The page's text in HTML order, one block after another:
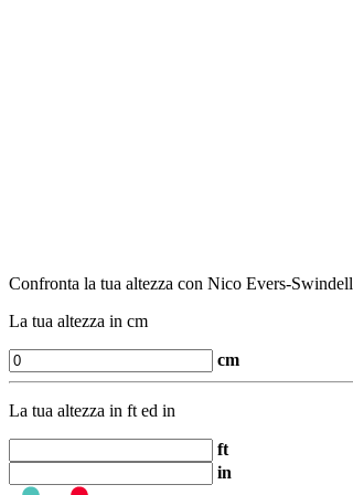
Confronta la tua altezza con Nico Evers-Swindell
La tua altezza in cm
cm
La tua altezza in ft ed in
ft
in